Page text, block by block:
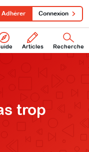
Articles Recherche
Adhérer Connexion
trop